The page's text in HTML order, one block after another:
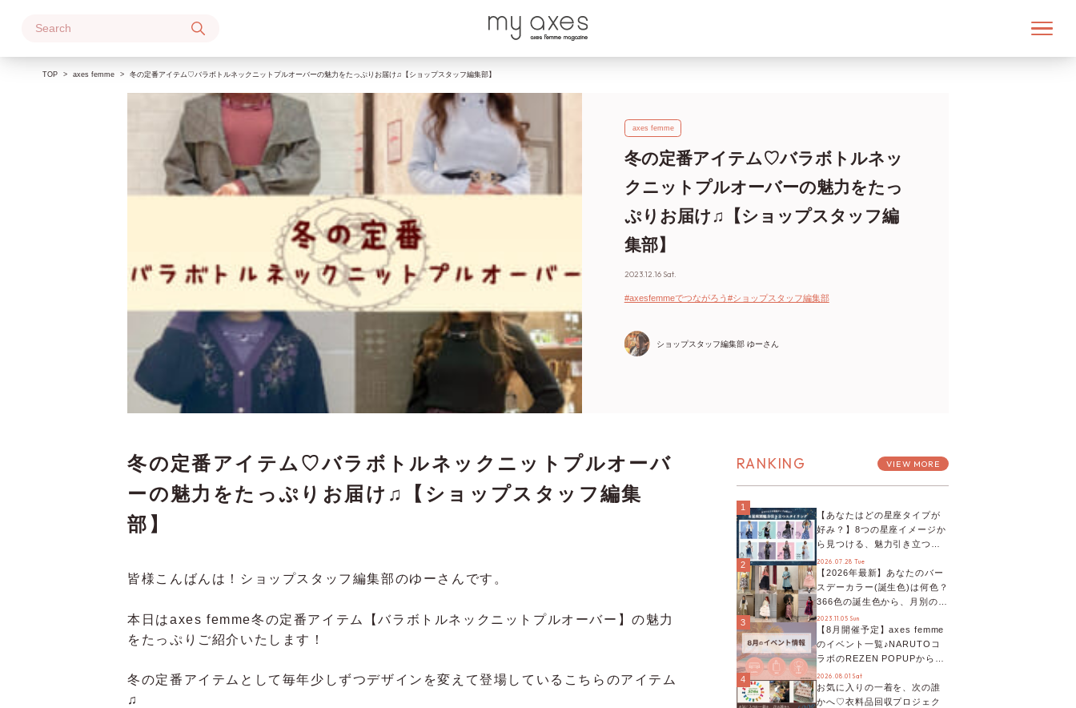
TOP axes femme 冬の定番アイテム♡バラボトルネックニットプルオーバーの魅力をたっぷりお届け♫【ショップスタッフ編集部】
axes femme
冬の定番アイテム♡バラボトルネッ
クニットプルオーバーの魅力をたっ
ぷりお届け♫【ショップスタッフ編
集部】
2023.12.16 Sat.
#axesfemmeでつながろう #ショップスタッフ編集部
ショップスタッフ編集部 ゆーさん
冬の定番アイテム♡バラボトルネックニットプルオーバ
ーの魅力をたっぷりお届け♫【ショップスタッフ編集
部】
皆様こんばんは！ショップスタッフ編集部のゆーさんです。
本日はaxes femme冬の定番アイテム【バラボトルネックニットプルオーバー】の魅力
をたっぷりご紹介いたします！
冬の定番アイテムとして毎年少しずつデザインを変えて登場しているこちらのアイテム
♫
RANKING VIEW MORE
1
【あなたはどの星座タイプが
好み？】8つの星座イメージか
ら見つける、魅力引き立つス
タイリング♡
2026.07.28 Tue
2
【2026年最新】あなたのバー
スデーカラー(誕生色)は何色？
366色の誕生色から、月別の誕
生色、バースデーカラーコー
デまでご紹介♡
2023.11.05 Sun
3
【8月開催予定】axes femme
のイベント一覧♪NARUTOコ
ラボのREZEN POPUPから、
プチYour Stage.、ティーパー
ティまで！8月の特別なイベン
トをチェック◎
2026.08.01 Sat
4
お気に入りの一着を、次の誰
かへ♡衣料品回収プロジェク